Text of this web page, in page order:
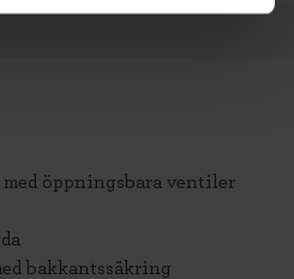
med öppningsbara ventiler
bakkantssäkring